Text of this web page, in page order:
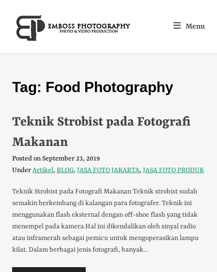
Menu
Tag: Food Photography
Teknik Strobist pada Fotografi
Makanan
Posted onSeptember 23, 2019
UnderArtikel, BLOG, JASA FOTO JAKARTA, JASA FOTO PRODUK
Teknik Strobist pada Fotografi Makanan Teknik strobist sudah
semakin berkembang di kalangan para fotografer. Teknik ini
menggunakan flash eksternal dengan off-shoe flash yang tidak
menempel pada kamera.Hal ini dikendalikan oleh sinyal radio
atau inframerah sebagai pemicu untuk mengoperasikan lampu
kilat. Dalam berbagai jenis fotografi, banyak…